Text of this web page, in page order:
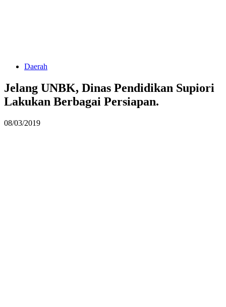
Daerah
Jelang UNBK, Dinas Pendidikan Supiori
Lakukan Berbagai Persiapan.
08/03/2019